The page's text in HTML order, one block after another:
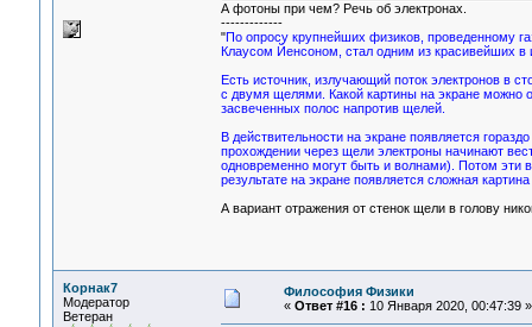
А фотоны при чем? Речь об электронах.
-------------
"По опросу крупнейших физиков, проведенному
Клаусом Йенсоном, стал одним из красивейших в
Есть источник, излучающий поток электронов в
с двумя щелями. Какой картины на экране можно
засвеченных полос напротив щелей.
В действительности на экране появляется
прохождении через щели электроны начинают
одновременно могут быть и волнами). Потом эти
результате на экране появляется сложная
А вариант отражения от стенок щели в голову
Корнак7
Модератор
Ветеран
Философия Физики
« Ответ #16 : 10 Января 2020, 00:47:39 »